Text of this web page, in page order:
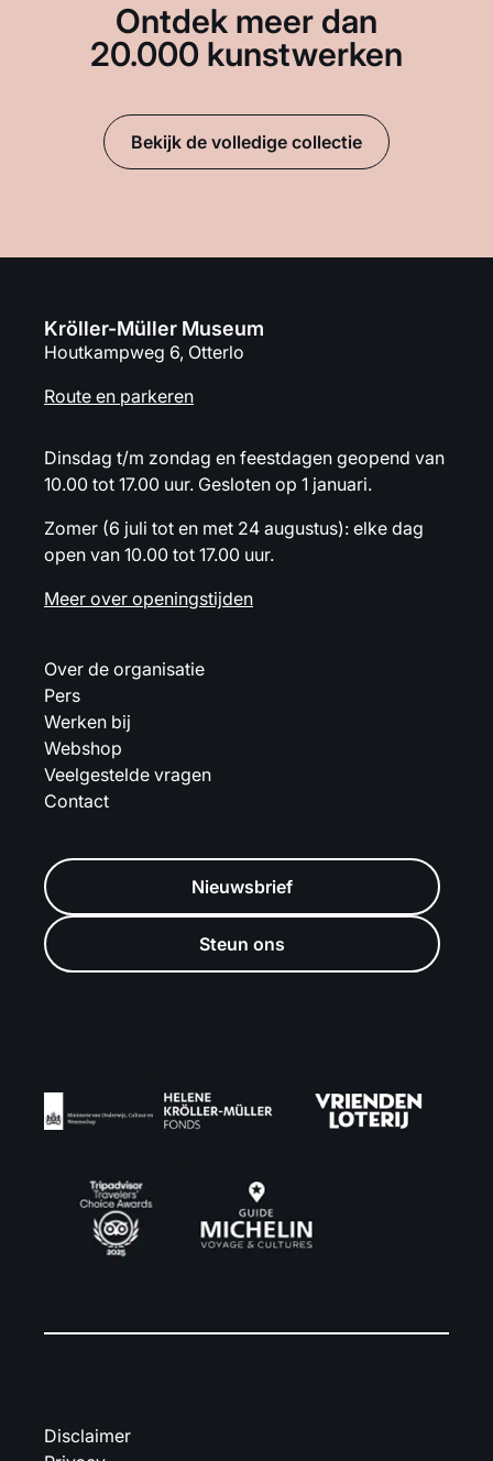
Ontdek meer dan
20.000 kunstwerken
Bekijk de volledige collectie
Kröller-Müller Museum
Houtkampweg 6, Otterlo
Route en parkeren
Dinsdag t/m zondag en feestdagen geopend van
10.00 tot 17.00 uur. Gesloten op 1 januari.
Zomer (6 juli tot en met 24 augustus): elke dag
open van 10.00 tot 17.00 uur.
Meer over openingstijden
Over de organisatie
Pers
Werken bij
Webshop
Veelgestelde vragen
Contact
Nieuwsbrief
Steun ons
Disclaimer